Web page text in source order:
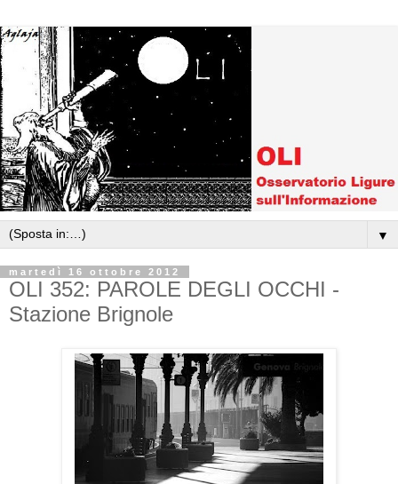
▼
martedì 16 ottobre 2012
OLI 352: PAROLE DEGLI OCCHI -
Stazione Brignole